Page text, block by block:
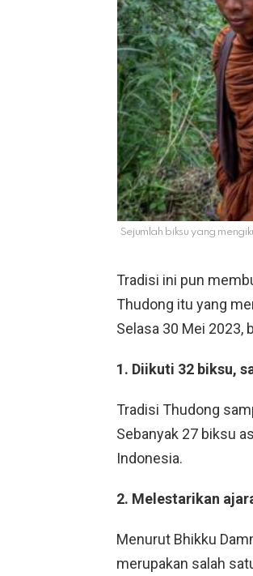
Sejumlah biksu yang
Tradisi ini pun
Thudong itu yang
Selasa 30 Mei 2023,
1. Diikuti 32 biksu,
Tradisi Thudong
Sebanyak 27 biksu
Indonesia.
2. Melestarikan
Menurut Bhikku
merupakan salah